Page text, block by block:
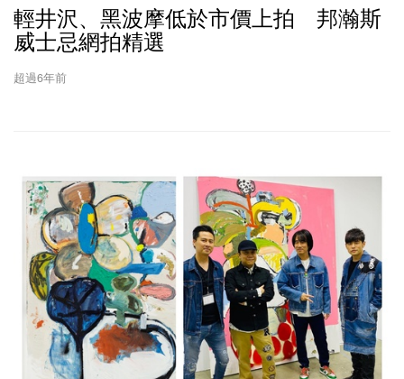
輕井沢、黑波摩低於市價上拍 邦瀚斯
威士忌網拍精選
超過6年前